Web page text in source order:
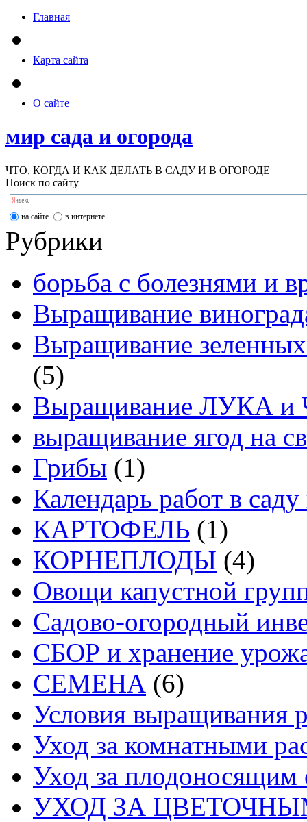
Главная
Карта сайта
О сайте
мир сада и огорода
ЧТО, КОГДА И КАК ДЕЛАТЬ В САДУ И В ОГОРОДЕ
Поиск по сайту
на сайте в интернете
Рубрики
борьба с болезнями и
Выращивание
Выращивание
(5)
Выращивание ЛУКА
выращивание ягод на
Грибы (1)
Календарь работ в
КАРТОФЕЛЬ (1)
КОРНЕПЛОДЫ (4)
Овощи капустной
Садово-огородный
СБОР и хранение
СЕМЕНА (6)
Условия выращивания
Уход за комнатными
Уход за плодоносящим
УХОД ЗА